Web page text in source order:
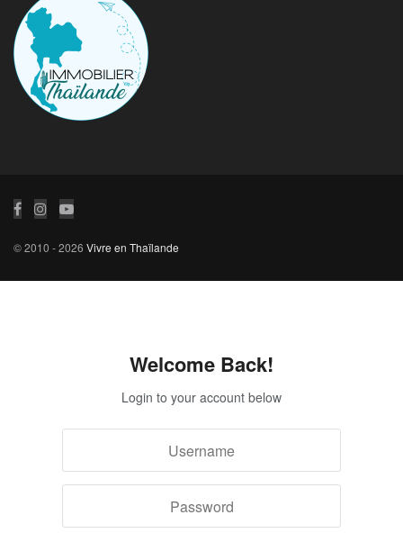
© 2010 - 2026 Vivre en Thaïlande
Welcome Back!
Login to your account below